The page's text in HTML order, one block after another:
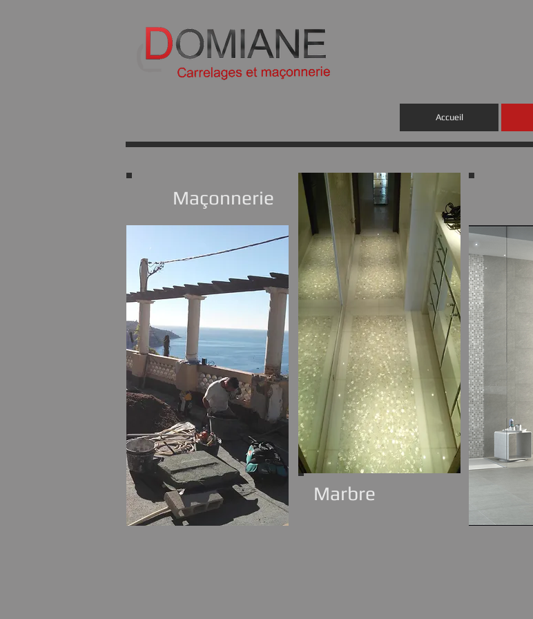
Accueil
Maçonnerie
Marbre